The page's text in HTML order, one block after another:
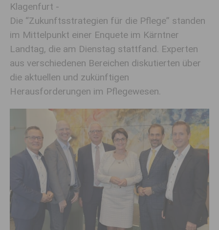
Klagenfurt -
Die “Zukunftsstrategien für die Pflege” standen
im Mittelpunkt einer Enquete im Kärntner
Landtag, die am Dienstag stattfand. Experten
aus verschiedenen Bereichen diskutierten über
die aktuellen und zukünftigen
Herausforderungen im Pflegewesen.